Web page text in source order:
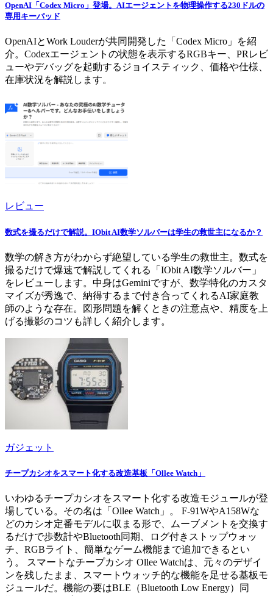
OpenAI「Codex Micro」登場。AIエージェントを物理操作する230ドルの
専用キーパッド
OpenAIとWork Louderが共同開発した「Codex Micro」を紹
介。Codexエージェントの状態を表示するRGBキー、PRレビ
ューやデバッグを起動するジョイスティック、価格や仕様、
在庫状況を解説します。
レビュー
数式を撮るだけで解説。IObit AI数学ソルバーは学生の救世主になるか？
数学の解き方がわからず絶望している学生の救世主。数式を
撮るだけで爆速で解説してくれる「IObit AI数学ソルバー」
をレビューします。中身はGeminiですが、数学特化のカスタ
マイズが秀逸で、納得するまで付き合ってくれるAI家庭教
師のような存在。図形問題を解くときの注意点や、精度を上
げる撮影のコツも詳しく紹介します。
ガジェット
チープカシオをスマート化する改造基板「Ollee Watch」
いわゆるチープカシオをスマート化する改造モジュールが登
場している。その名は「Ollee Watch」。 F-91WやA158Wな
どのカシオ定番モデルに収まる形で、ムーブメントを交換す
るだけで歩数計やBluetooth同期、ログ付きストップウォッ
チ、RGBライト、簡単なゲーム機能まで追加できるとい
う。 スマートなチープカシオ Ollee Watchは、元々のデザイ
ンを残したまま、スマートウォッチ的な機能を足せる基板モ
ジュールだ。機能の要はBLE（Bluetooth Low Energy）同